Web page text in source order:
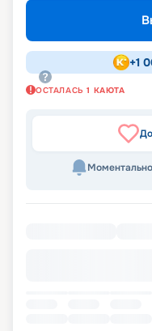
+1
ОСТАЛАСЬ 1 КАЮТА